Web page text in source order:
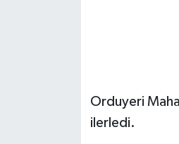
Orduyeri
ilerledi.